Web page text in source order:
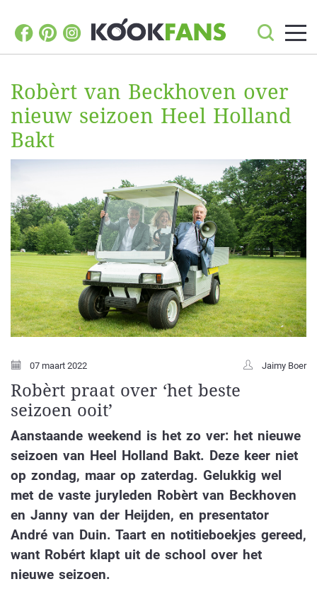
Robèrt van Beckhoven over
nieuw seizoen Heel Holland
Bakt
07 maart 2022 Jaimy Boer
Robèrt praat over ‘het beste
seizoen ooit’
Aanstaande weekend is het zo ver: het nieuwe
seizoen van Heel Holland Bakt. Deze keer niet
op zondag, maar op zaterdag. Gelukkig wel
met de vaste juryleden Robèrt van Beckhoven
en Janny van der Heijden, en presentator
André van Duin. Taart en notitieboekjes gereed,
want Robért klapt uit de school over het
nieuwe seizoen.